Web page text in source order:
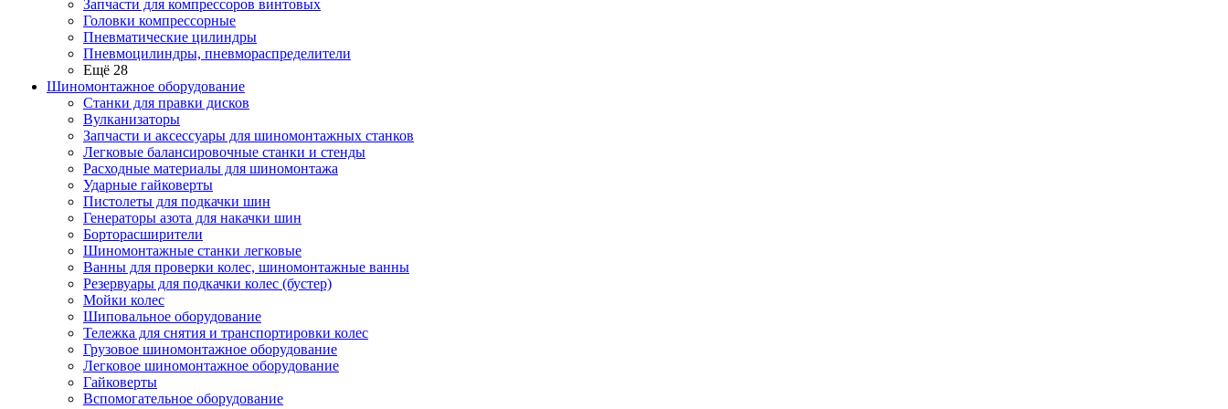
Запчасти для компрессоров винтовых
Головки компрессорные
Пневматические цилиндры
Пневмоцилиндры, пневмораспределители
Ещё 28
Шиномонтажное оборудование
Станки для правки дисков
Вулканизаторы
Запчасти и аксессуары для шиномонтажных станков
Легковые балансировочные станки и стенды
Расходные материалы для шиномонтажа
Ударные гайковерты
Пистолеты для подкачки шин
Генераторы азота для накачки шин
Борторасширители
Шиномонтажные станки легковые
Ванны для проверки колес, шиномонтажные ванны
Резервуары для подкачки колес (бустер)
Мойки колес
Шиповальное оборудование
Тележка для снятия и транспортировки колес
Грузовое шиномонтажное оборудование
Легковое шиномонтажное оборудование
Гайковерты
Вспомогательное оборудование